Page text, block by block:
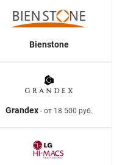
Bienstone
Grandex- от 18 500 руб.